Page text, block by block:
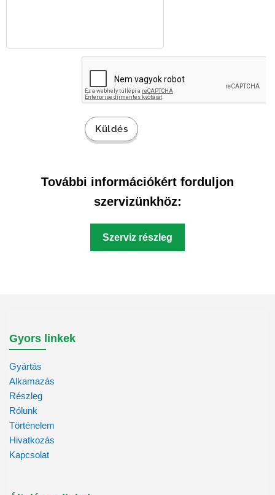
Küldés
További információkért forduljon
szervizünkhöz:
Szerviz részleg
Gyors linkek
Gyártás
Alkamazás
Részleg
Rólunk
Történelem
Hivatkozás
Kapcsolat